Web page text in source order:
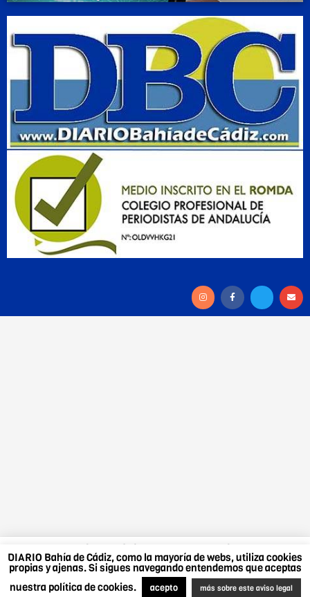
DIARIO Bahía de Cádiz, como la mayoría de webs, utiliza cookies
propias y ajenas. Si sigues navegando entendemos que aceptas
nuestra política de cookies.
acepto más sobre este aviso legal
DIARIO Bahía de Cádiz, como la mayoría de webs,
utiliza cookies propias y ajenas. Si sigues navegando
entendemos que aceptas nuestra política de cookies.
Más sobre este aviso legal
Acepto